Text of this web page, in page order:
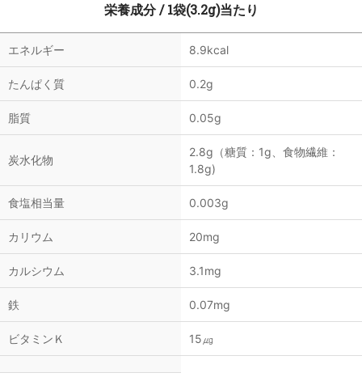
栄養成分 / 1袋(3.2g)当たり
エネルギー 8.9kcal
たんぱく質 0.2g
脂質 0.05g
炭水化物
2.8g（糖質：1g、食物繊維：
1.8g)
食塩相当量 0.003g
カリウム 20mg
カルシウム 3.1mg
鉄 0.07mg
ビタミンＫ 15㎍